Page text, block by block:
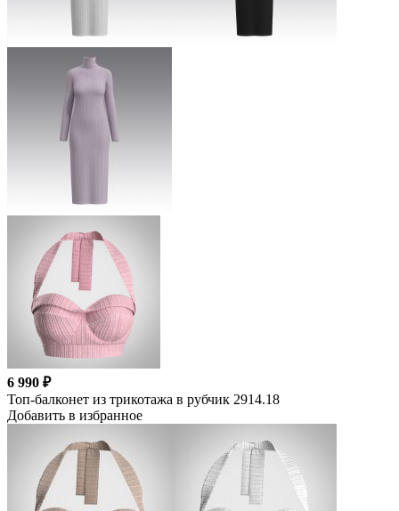
6 990 ₽
Топ-балконет из трикотажа в рубчик 2914.18
Добавить в избранное